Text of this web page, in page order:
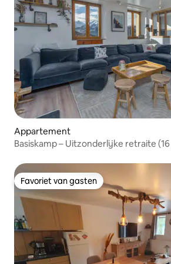
Appartement
Basiskamp – Uitzonderlijke retraite
Favoriet van gasten
Favoriet van gasten